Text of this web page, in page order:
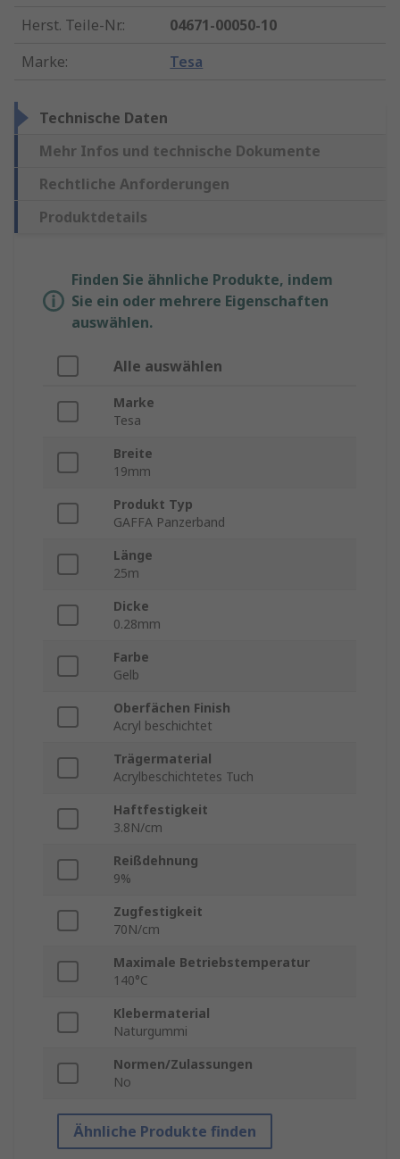
Herst. Teile-Nr.:
04671-00050-10
Marke: Tesa
Technische Daten
Mehr Infos und technische Dokumente
Rechtliche Anforderungen
Produktdetails
Finden Sie ähnliche Produkte, indem
Sie ein oder mehrere Eigenschaften
auswählen.
Alle auswählen
Marke
Tesa
Breite
19mm
Produkt Typ
GAFFA Panzerband
Länge
25m
Dicke
0.28mm
Farbe
Gelb
Oberfächen Finish
Acryl beschichtet
Trägermaterial
Acrylbeschichtetes Tuch
Haftfestigkeit
3.8N/cm
Reißdehnung
9%
Zugfestigkeit
70N/cm
Maximale Betriebstemperatur
140°C
Klebermaterial
Naturgummi
Normen/Zulassungen
No
Ähnliche Produkte finden